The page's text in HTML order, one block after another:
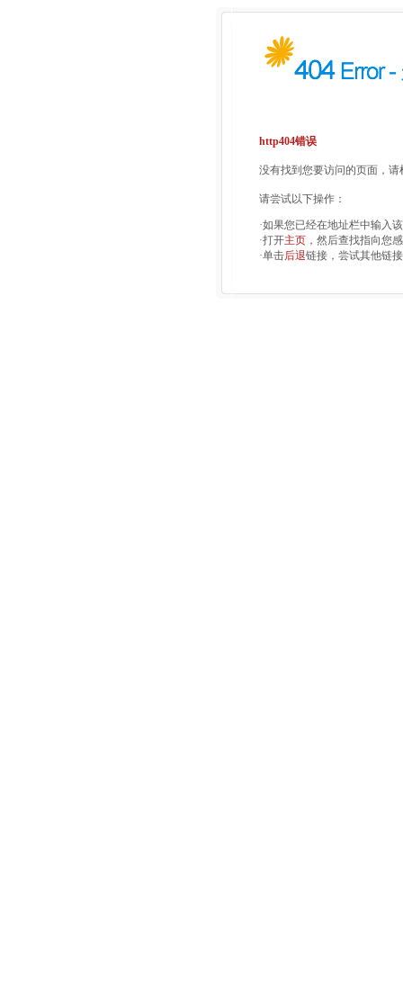
http404错误
没有找到您要访问的页面，
请尝试以下操作：
·如果您已经在地址栏中输入
·打开主页 ，然后查找指向您
·单击后退链接，尝试其他链